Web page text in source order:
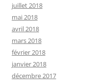
juillet 2018
mai 2018
avril 2018
mars 2018
février 2018
janvier 2018
décembre 2017